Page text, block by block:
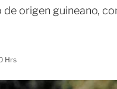
origen guineano,
Hrs